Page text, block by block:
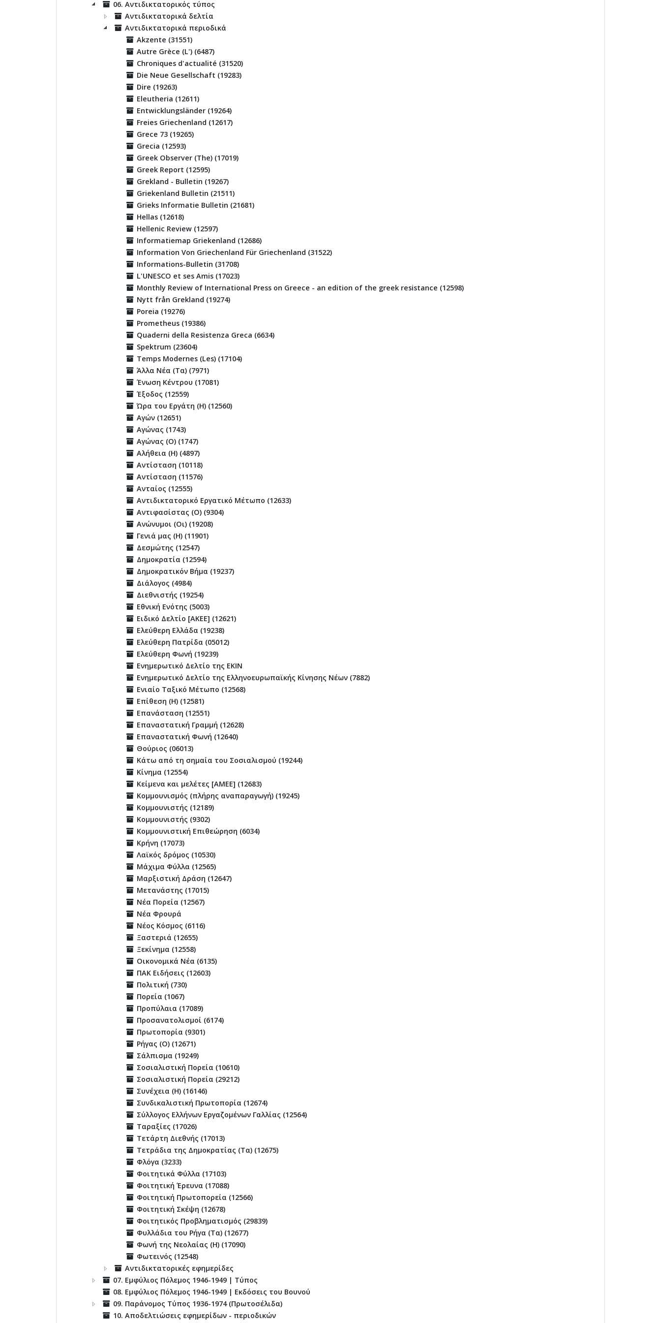
06. Αντιδικτατορικός τύπος
Αντιδικτατορικά δελτία
Αντιδικτατορικά περιοδικά
Akzente (31551)
Autre Grèce (L') (6487)
Chroniques d'actualité (31520)
Die Neue Gesellschaft (19283)
Dire (19263)
Eleutheria (12611)
Entwicklungsländer (19264)
Freies Griechenland (12617)
Grece 73 (19265)
Grecia (12593)
Greek Observer (The) (17019)
Greek Report (12595)
Grekland - Bulletin (19267)
Griekenland Bulletin (21511)
Grieks Informatie Bulletin (21681)
Hellas (12618)
Hellenic Review (12597)
Informatiemap Griekenland (12686)
Information Von Griechenland Für Griechenland (31522)
Informations-Bulletin (31708)
L'UNESCO et ses Amis (17023)
Monthly Review of International Press on Greece - an edition of the greek resistance (12598)
Nytt från Grekland (19274)
Poreia (19276)
Prometheus (19386)
Quaderni della Resistenza Greca (6634)
Spektrum (23604)
Temps Modernes (Les) (17104)
Άλλα Νέα (Τα) (7971)
Ένωση Κέντρου (17081)
Έξοδος (12559)
Ώρα του Εργάτη (Η) (12560)
Αγών (12651)
Αγώνας (1743)
Αγώνας (Ο) (1747)
Αλήθεια (Η) (4897)
Αντίσταση (10118)
Αντίσταση (11576)
Ανταίος (12555)
Αντιδικτατορικό Εργατικό Μέτωπο (12633)
Αντιφασίστας (Ο) (9304)
Ανώνυμοι (Οι) (19208)
Γενιά μας (Η) (11901)
Δεσμώτης (12547)
Δημοκρατία (12594)
Δημοκρατικόν Βήμα (19237)
Διάλογος (4984)
Διεθνιστής (19254)
Εθνική Ενότης (5003)
Ειδικό Δελτίο [ΑΚΕΕ] (12621)
Ελεύθερη Ελλάδα (19238)
Ελεύθερη Πατρίδα (05012)
Ελεύθερη Φωνή (19239)
Ενημερωτικό Δελτίο της ΕΚΙΝ
Ενημερωτικό Δελτίο της Ελληνοευρωπαϊκής Κίνησης Νέων (7882)
Ενιαίο Ταξικό Μέτωπο (12568)
Επίθεση (Η) (12581)
Επανάσταση (12551)
Επαναστατική Γραμμή (12628)
Επαναστατική Φωνή (12640)
Θούριος (06013)
Κάτω από τη σημαία του Σοσιαλισμού (19244)
Κίνημα (12554)
Κείμενα και μελέτες [ΑΜΕΕ] (12683)
Κομμουνισμός (πλήρης αναπαραγωγή) (19245)
Κομμουνιστής (12189)
Κομμουνιστής (9302)
Κομμουνιστική Επιθεώρηση (6034)
Κρήνη (17073)
Λαϊκός δρόμος (10530)
Μάχιμα Φύλλα (12565)
Μαρξιστική Δράση (12647)
Μετανάστης (17015)
Νέα Πορεία (12567)
Νέα Φρουρά
Νέος Κόσμος (6116)
Ξαστεριά (12655)
Ξεκίνημα (12558)
Οικονομικά Νέα (6135)
ΠΑΚ Ειδήσεις (12603)
Πολιτική (730)
Πορεία (1067)
Προπύλαια (17089)
Προσανατολισμοί (6174)
Πρωτοπορία (9301)
Ρήγας (Ο) (12671)
Σάλπισμα (19249)
Σοσιαλιστική Πορεία (10610)
Σοσιαλιστική Πορεία (29212)
Συνέχεια (Η) (16146)
Συνδικαλιστική Πρωτοπορία (12674)
Σύλλογος Ελλήνων Εργαζομένων Γαλλίας (12564)
Ταραξίες (17026)
Τετάρτη Διεθνής (17013)
Τετράδια της Δημοκρατίας (Τα) (12675)
Φλόγα (3233)
Φοιτητικά Φύλλα (17103)
Φοιτητική Έρευνα (17088)
Φοιτητική Πρωτοπορεία (12566)
Φοιτητική Σκέψη (12678)
Φοιτητικός Προβληματισμός (29839)
Φυλλάδια του Ρήγα (Τα) (12677)
Φωνή της Νεολαίας (Η) (17090)
Φωτεινός (12548)
Αντιδικτατορικές εφημερίδες
07. Εμφύλιος Πόλεμος 1946-1949 | Τύπος
08. Εμφύλιος Πόλεμος 1946-1949 | Εκδόσεις του Βουνού
09. Παράνομος Τύπος 1936-1974 (Πρωτοσέλιδα)
10. Αποδελτιώσεις εφημερίδων - περιοδικών